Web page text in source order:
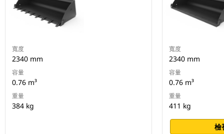
寬度
2340 mm
容量
0.76 m³
重量
384 kg
寬度
2340 mm
容量
0.76 m³
重量
411 kg
檢